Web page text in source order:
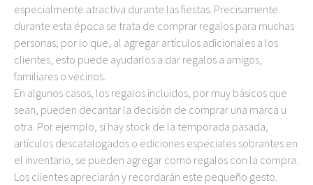
especialmente atractiva durante las fiestas. Precisamente
durante esta época se trata de comprar regalos para muchas
personas, por lo que, al agregar artículos adicionales a los
clientes, esto puede ayudarlos a dar regalos a amigos,
familiares o vecinos.
En algunos casos, los regalos incluidos, por muy básicos que
sean, pueden decantar la decisión de comprar una marca u
otra. Por ejemplo, si hay stock de la temporada pasada,
artículos descatalogados o ediciones especiales sobrantes en
el inventario, se pueden agregar como regalos con la compra.
Los clientes apreciarán y recordarán este pequeño gesto.